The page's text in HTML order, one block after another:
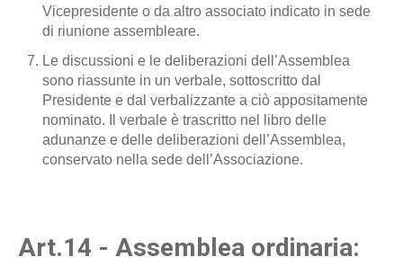
Vicepresidente o da altro associato indicato in sede
di riunione assembleare.
Le discussioni e le deliberazioni dell’Assemblea
sono riassunte in un verbale, sottoscritto dal
Presidente e dal verbalizzante a ciò appositamente
nominato. Il verbale è trascritto nel libro delle
adunanze e delle deliberazioni dell’Assemblea,
conservato nella sede dell’Associazione.
Art.14 - Assemblea ordinaria: